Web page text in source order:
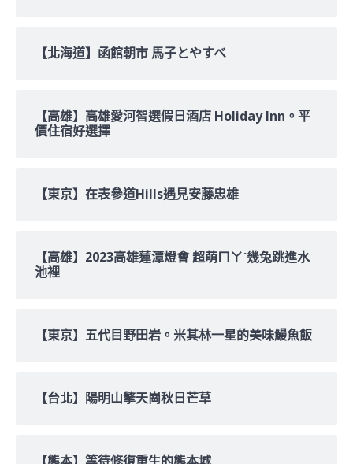
【北海道】函館朝市 馬子とやすべ
【高雄】高雄愛河智選假日酒店 Holiday Inn。平
價住宿好選擇
【東京】在表參道Hills遇見安藤忠雄
【高雄】2023高雄蓮潭燈會 超萌ㄇㄚˊ幾兔跳進水
池裡
【東京】五代目野田岩。米其林一星的美味鰻魚飯
【台北】陽明山擎天崗秋日芒草